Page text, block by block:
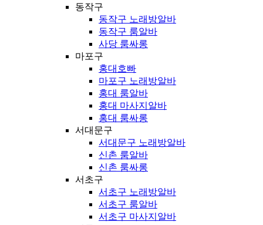
동작구
동작구 노래방알바
동작구 룸알바
사당 룸싸롱
마포구
홍대호빠
마포구 노래방알바
홍대 룸알바
홍대 마사지알바
홍대 룸싸롱
서대문구
서대문구 노래방알바
신촌 룸알바
신촌 룸싸롱
서초구
서초구 노래방알바
서초구 룸알바
서초구 마사지알바